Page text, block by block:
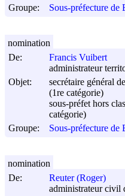
Groupe:
Sous-préfecture de
De:
Francis Vuibert
administrateur
Objet:
secrétaire général
(1re catégorie)
sous-préfet hors
catégorie)
Groupe:
Sous-préfecture de
nomination
De:
Reuter (Roger)
administrateur civil
nomination